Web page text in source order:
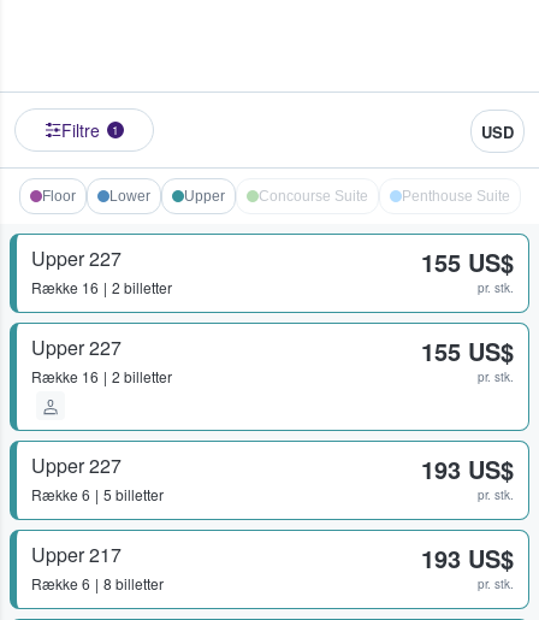
Filtre 1 USD
Floor Lower Upper Concourse Suite Penthouse Suite
Upper 227
Række 16 2 billetter
155 US$
pr. stk.
Upper 227
Række 16 2 billetter
155 US$
pr. stk.
Upper 227
Række 6 5 billetter
193 US$
pr. stk.
Upper 217
Række 6 8 billetter
193 US$
pr. stk.